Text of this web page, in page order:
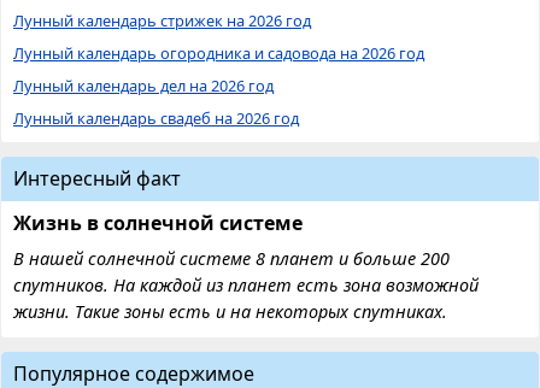
Лунный календарь стрижек на 2026 год
Лунный календарь огородника и садовода на 2026 год
Лунный календарь дел на 2026 год
Лунный календарь свадеб на 2026 год
Интересный факт
Жизнь в солнечной системе
В нашей солнечной системе 8 планет и больше 200
спутников. На каждой из планет есть зона возможной
жизни. Такие зоны есть и на некоторых спутниках.
Популярное содержимое